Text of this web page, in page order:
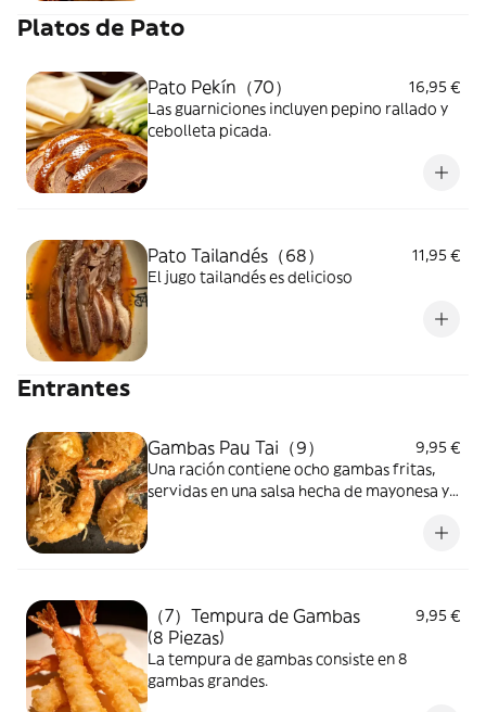
Platos de Pato
Pato Pekín（70）
16,95 €
Las guarniciones incluyen pepino rallado y
cebolleta picada.
Pato Tailandés（68）
11,95 €
El jugo tailandés es delicioso
Entrantes
Gambas Pau Tai（9）
9,95 €
Una ración contiene ocho gambas fritas,
servidas en una salsa hecha de mayonesa y
（7）Tempura de Gambas
(8 Piezas)
9,95 €
La tempura de gambas consiste en 8
gambas grandes.